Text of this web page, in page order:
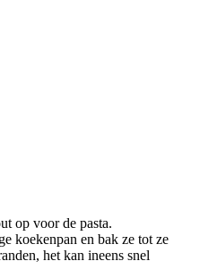
op voor de pasta.
koekenpan en bak ze tot ze
het kan ineens snel